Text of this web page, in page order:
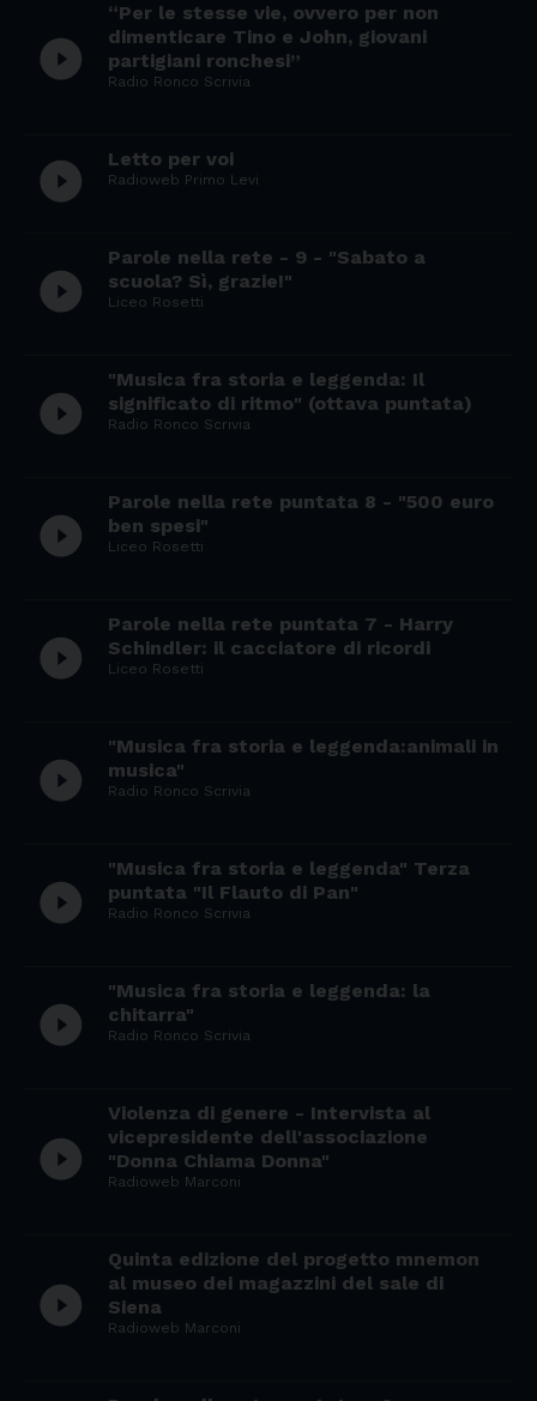
play_circle_filled
“Per le stesse vie, ovvero per non
dimenticare Tino e John, giovani
partigiani ronchesi”
Radio Ronco Scrivia
play_circle_filled Letto per voi
Radioweb Primo Levi
play_circle_filled
Parole nella rete - 9 - "Sabato a
scuola? Sì, grazie!"
Liceo Rosetti
play_circle_filled
"Musica fra storia e leggenda: Il
significato di ritmo" (ottava puntata)
Radio Ronco Scrivia
play_circle_filled
Parole nella rete puntata 8 - "500 euro
ben spesi"
Liceo Rosetti
play_circle_filled
Parole nella rete puntata 7 - Harry
Schindler: il cacciatore di ricordi
Liceo Rosetti
play_circle_filled
"Musica fra storia e leggenda:animali in
musica"
Radio Ronco Scrivia
play_circle_filled
"Musica fra storia e leggenda" Terza
puntata "Il Flauto di Pan"
Radio Ronco Scrivia
play_circle_filled
"Musica fra storia e leggenda: la
chitarra"
Radio Ronco Scrivia
play_circle_filled
Violenza di genere - Intervista al
vicepresidente dell'associazione
"Donna Chiama Donna"
Radioweb Marconi
play_circle_filled
Quinta edizione del progetto mnemon
al museo dei magazzini del sale di
Siena
Radioweb Marconi